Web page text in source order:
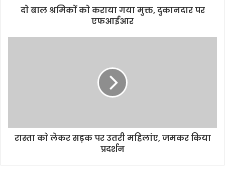
दाे बाल श्रमिकाें काे कराया गया मुक्त, दुकानदार पर
एफआईआर
रास्ता काे लेकर सड़क पर उतरी महिलांए, जमकर किया
प्रदर्शन